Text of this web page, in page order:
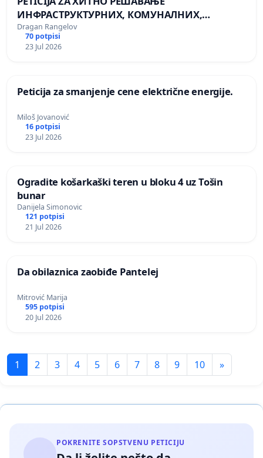
ИНФРАСТРУКТУРНИХ, КОМУНАЛНИХ,
ЗДРАВСТВЕНИХ И БЕЗБЕДНОСНИХ ПРОБЛЕМА
У СЕЛУ КЛИСУРА (ОПШТИНА СУРДУЛИЦА)
Dragan Rangelov
70 potpisi
23 Jul 2026
Peticija za smanjenje cene električne energije.
Miloš Jovanović
16 potpisi
23 Jul 2026
Ogradite košarkaški teren u bloku 4 uz Tošin
bunar
Danijela Simonovic
121 potpisi
21 Jul 2026
Da obilaznica zaobiđe Pantelej
Mitrović Marija
595 potpisi
20 Jul 2026
1 2 3 4 5 6 7 8 9 10 »
POKRENITE SOPSTVENU PETICIJU